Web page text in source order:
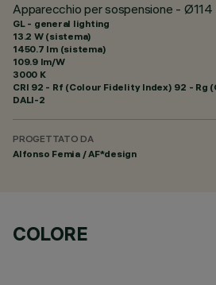
Apparecchio per sospensione - Ø114
GL - general lighting
13.2 W (sistema)
1450.7 lm (sistema)
109.9 lm/W
3000 K
CRI 92 - Rf (Colour Fidelity Index) 92 - Rg
DALI-2
PROGETTATO DA
Alfonso Femia / AF*design
COLORE